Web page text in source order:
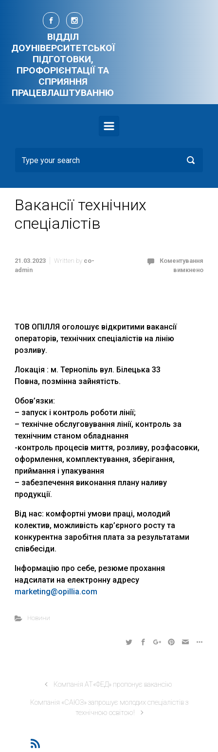
Skip to main content
ВІДДІЛ
ДОУНІВЕРСИТЕТСЬКОЇ
ПІДГОТОВКИ,
ПРОФОРІЄНТАЦІЇ ТА
СПРИЯННЯ
ПРАЦЕВЛАШТУВАННЮ
Вакансії технічних
спеціалістів
21.03.2023 Written by co-
admin
Коментування
вимкнено
ТОВ ОПІЛЛЯ оголошує відкритими вакансії
операторів, технічних спеціалістів на лінію
розливу.
Локація : м. Тернопіль вул. Білецька 33
Повна, позмінна зайнятість.
Обов’язки:
– запуск і контроль роботи лінії;
– технічне обслуговування лінії, контроль за
технічним станом обладнання
-контроль процесів миття, розливу, розфасовки,
оформлення, комплектування, зберігання,
приймання і упакування
– забезпечення виконання плану наливу
продукції.
Від нас: комфортні умови праці, молодий
колектив, можливість кар’єрного росту та
конкурентна заробітня плата за результатами
співбесіди.
Інформацію про себе, резюме прохання
надсилати на електронну адресу
marketing@opillia.com
Новини
Компанія АТ«ФЕД» пропонує вакансію
Компанія «САЮЗ» запрошує молодих спеціалістів з
технічною освітою!